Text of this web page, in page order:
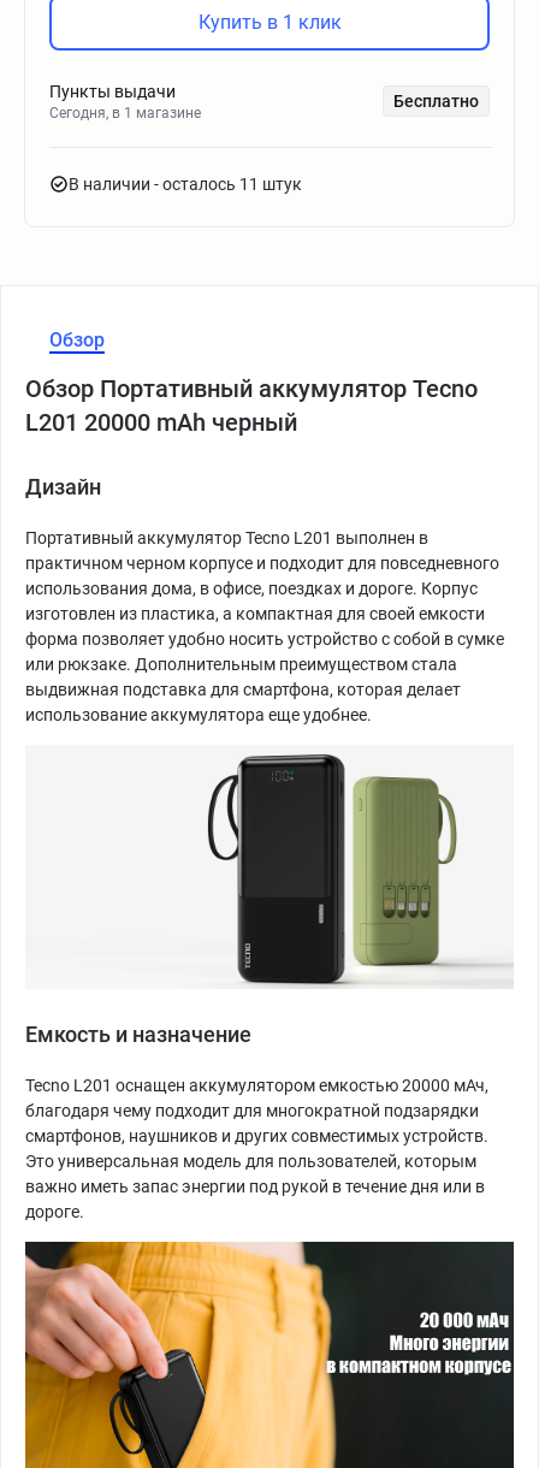
Купить в 1 клик
Пункты выдачи
Сегодня, в 1 магазине
Бесплатно
В наличии - осталось 11 штук
Обзор
Обзор Портативный аккумулятор Tecno
L201 20000 mAh черный
Дизайн
Портативный аккумулятор Tecno L201 выполнен в
практичном черном корпусе и подходит для повседневного
использования дома, в офисе, поездках и дороге. Корпус
изготовлен из пластика, а компактная для своей емкости
форма позволяет удобно носить устройство с собой в сумке
или рюкзаке. Дополнительным преимуществом стала
выдвижная подставка для смартфона, которая делает
использование аккумулятора еще удобнее.
Емкость и назначение
Tecno L201 оснащен аккумулятором емкостью 20000 мАч,
благодаря чему подходит для многократной подзарядки
смартфонов, наушников и других совместимых устройств.
Это универсальная модель для пользователей, которым
важно иметь запас энергии под рукой в течение дня или в
дороге.